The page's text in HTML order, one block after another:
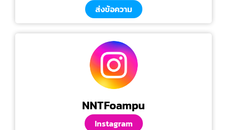
ส่งข้อความ
NNTFoampu
Instagram